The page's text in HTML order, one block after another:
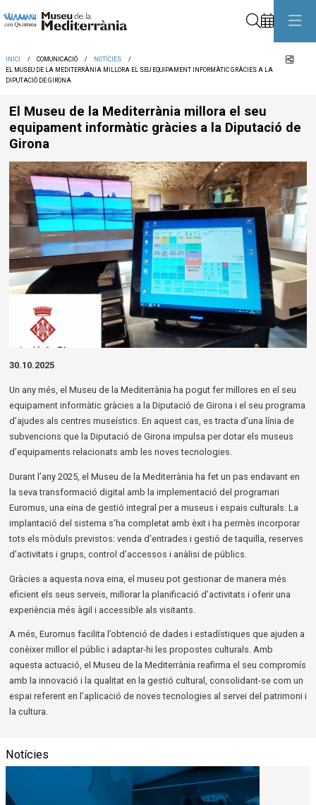
INICI COMUNICACIÓ
NOTÍCIES
EL MUSEU DE LA MEDITERRÀNIA MILLORA EL SEU EQUIPAMENT INFORMÀTIC GRÀCIES A LA
DIPUTACIÓ DE GIRONA
El Museu de la Mediterrània millora el seu
equipament informàtic gràcies a la Diputació de
Girona
30.10.2025
Un any més, el Museu de la Mediterrània ha pogut fer millores en el seu
equipament informàtic gràcies a la Diputació de Girona i el seu programa
d’ajudes als centres museístics. En aquest cas, es tracta d’una línia de
subvencions que la Diputació de Girona impulsa per dotar els museus
d’equipaments relacionats amb les noves tecnologies.
Durant l’any 2025, el Museu de la Mediterrània ha fet un pas endavant en
la seva transformació digital amb la implementació del programari
Euromus, una eina de gestió integral per a museus i espais culturals. La
implantació del sistema s’ha completat amb èxit i ha permès incorporar
tots els mòduls previstos: venda d’entrades i gestió de taquilla, reserves
d’activitats i grups, control d’accessos i anàlisi de públics.
Gràcies a aquesta nova eina, el museu pot gestionar de manera més
eficient els seus serveis, millorar la planificació d’activitats i oferir una
experiència més àgil i accessible als visitants.
A més, Euromus facilita l’obtenció de dades i estadístiques que ajuden a
conèixer millor el públic i adaptar-hi les propostes culturals. Amb
aquesta actuació, el Museu de la Mediterrània reafirma el seu compromís
amb la innovació i la qualitat en la gestió cultural, consolidant-se com un
espai referent en l’aplicació de noves tecnologies al servei del patrimoni i
la cultura.
Notícies